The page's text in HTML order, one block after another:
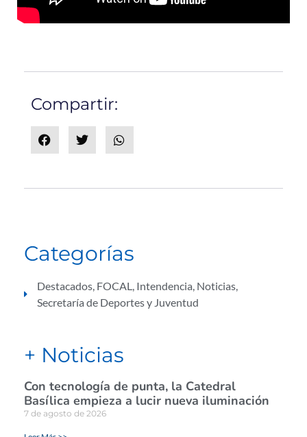
Compartir:
Categorías
Destacados, FOCAL, Intendencia, Noticias,
Secretaría de Deportes y Juventud
+ Noticias
Con tecnología de punta, la Catedral
Basílica empieza a lucir nueva iluminación
7 de agosto de 2026